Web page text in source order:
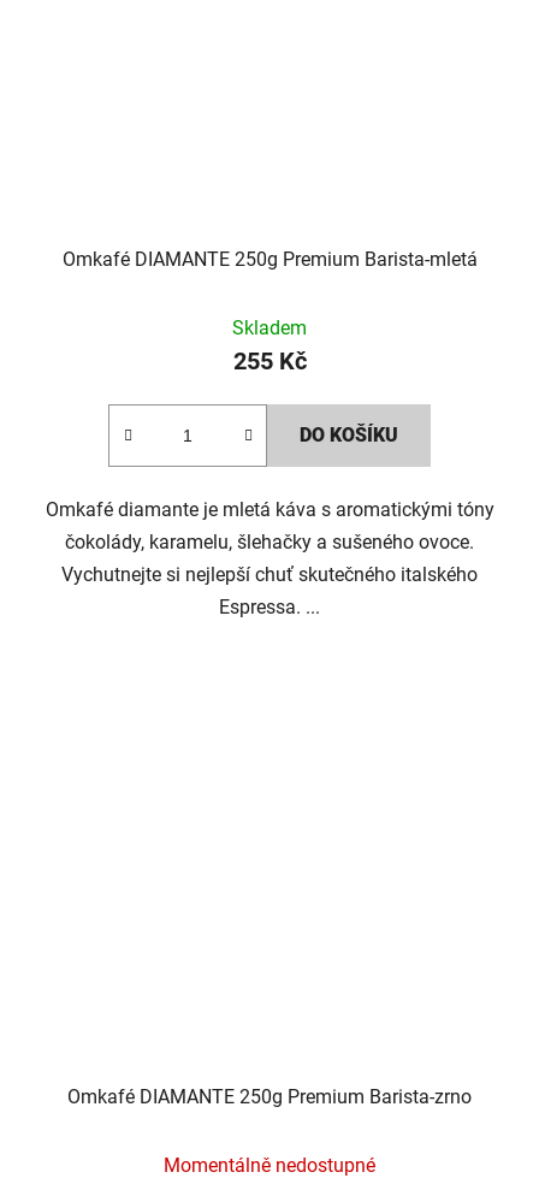
Omkafé DIAMANTE 250g Premium Barista-mletá
Skladem
255 Kč
DO KOŠÍKU
Omkafé diamante je mletá káva s aromatickými tóny
čokolády, karamelu, šlehačky a sušeného ovoce.
Vychutnejte si nejlepší chuť skutečného italského
Espressa. ...
Omkafé DIAMANTE 250g Premium Barista-zrno
Momentálně nedostupné